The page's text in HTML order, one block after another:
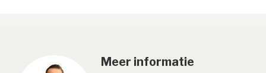
Meer informatie